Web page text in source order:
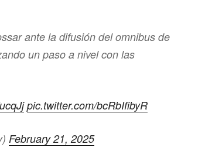
ante la difusión del omnibus de
un paso a nivel con las
pic.twitter.com/bcRbIfibyR
February 21, 2025